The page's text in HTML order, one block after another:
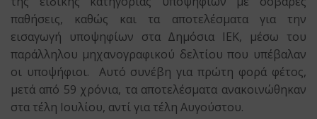
παθήσεις, καθώς και τα αποτελέσματα για την
εισαγωγή υποψηφίων στα Δημόσια ΙΕΚ, μέσω του
παράλληλου μηχανογραφικού δελτίου που υπέβαλαν
οι υποψήφιοι. Αυτό συνέβη για πρώτη φορά φέτος,
μετά από 59 χρόνια, τα αποτελέσματα ανακοινώθηκαν
στα τέλη Ιουλίου, αντί για τέλη Αυγούστου.